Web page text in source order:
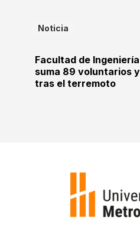
Noticia
Facultad de
suma 89 voluntarios
tras el terremoto